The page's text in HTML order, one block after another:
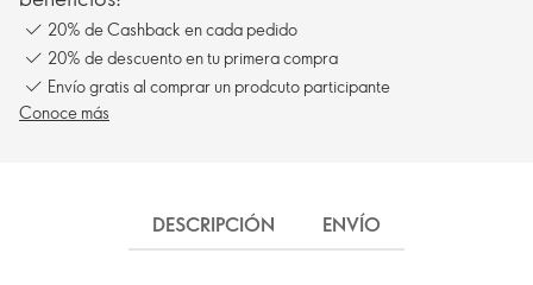
20% de Cashback en cada pedido
20% de descuento en tu primera compra
Envío gratis al comprar un prodcuto participante
Conoce más
DESCRIPCIÓN ENVÍO